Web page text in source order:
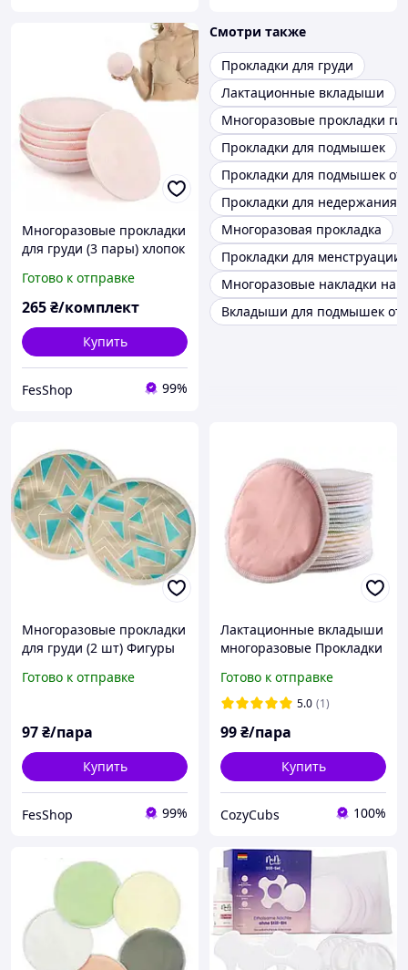
Многоразовые прокладки
для груди (3 пары) хлопок
Готово к отправке
265₴/комплект
Купить
FesShop 99%
Смотри также
Прокладки для груди
Лактационные вкладыши
Многоразовые прокладки
Прокладки для подмышек
Прокладки для подмышек от
Прокладки для недержания
Многоразовая прокладка
Прокладки для менструации
Многоразовые накладки на
Вкладыши для подмышек от
Многоразовые прокладки
для груди (2 шт) Фигуры
Готово к отправке
97₴/пара
Купить
FesShop 99%
Лактационные вкладыши
многоразовые Прокладки
кормящих мам
Готово к отправке
5.0 (1)
99₴/пара
Купить
CozyCubs 100%